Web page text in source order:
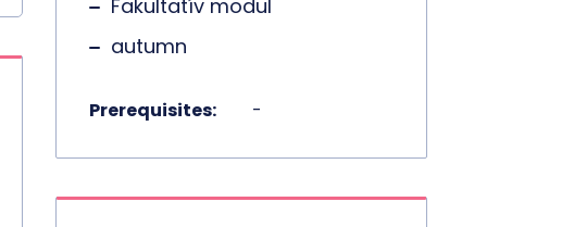
Fakultatív modul
autumn
Prerequisites: -